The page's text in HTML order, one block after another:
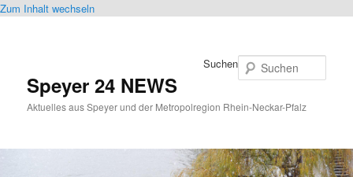
Zum Inhalt wechseln
Speyer 24 NEWS
Aktuelles aus Speyer und der Metropolregion Rhein-Neckar-Pfalz
Suchen